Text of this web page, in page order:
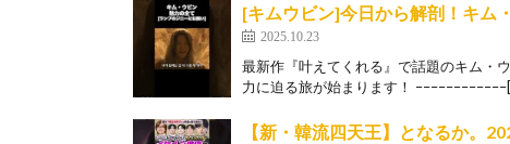
[キムウビン]今日から解剖！キム
2025.10.23
最新作『叶えてくれる』で話題のキム・
力に迫る旅が始まります！
【新・韓流四天王】となるか。